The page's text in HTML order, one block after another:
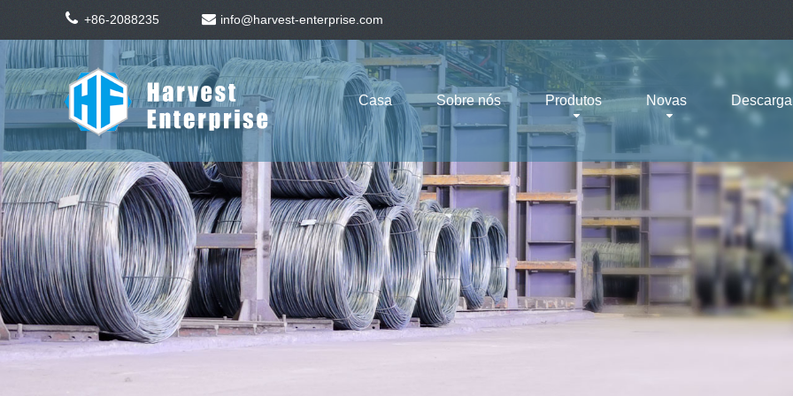
+86-2088235 info@harvest-enterprise.com
Casa Sobre nós Produtos Novas